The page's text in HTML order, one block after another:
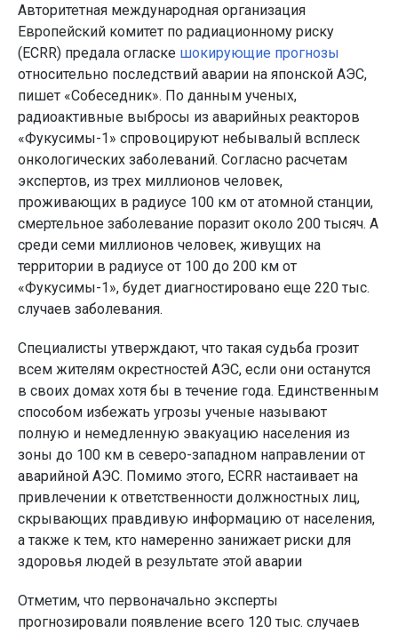
Авторитетная международная организация
Европейский комитет по радиационному риску
(ECRR) предала огласке шокирующие прогнозы
относительно последствий аварии на японской АЭС,
пишет «Собеседник». По данным ученых,
радиоактивные выбросы из аварийных реакторов
«Фукусимы-1» спровоцируют небывалый всплеск
онкологических заболеваний. Согласно расчетам
экспертов, из трех миллионов человек,
проживающих в радиусе 100 км от атомной станции,
смертельное заболевание поразит около 200 тысяч. А
среди семи миллионов человек, живущих на
территории в радиусе от 100 до 200 км от
«Фукусимы-1», будет диагностировано еще 220 тыс.
случаев заболевания.
Специалисты утверждают, что такая судьба грозит
всем жителям окрестностей АЭС, если они останутся
в своих домах хотя бы в течение года. Единственным
способом избежать угрозы ученые называют
полную и немедленную эвакуацию населения из
зоны до 100 км в северо-западном направлении от
аварийной АЭС. Помимо этого, ECRR настаивает на
привлечении к ответственности должностных лиц,
скрывающих правдивую информацию от населения,
а также к тем, кто намеренно занижает риски для
здоровья людей в результате этой аварии
Отметим, что первоначально эксперты
прогнозировали появление всего 120 тыс. случаев